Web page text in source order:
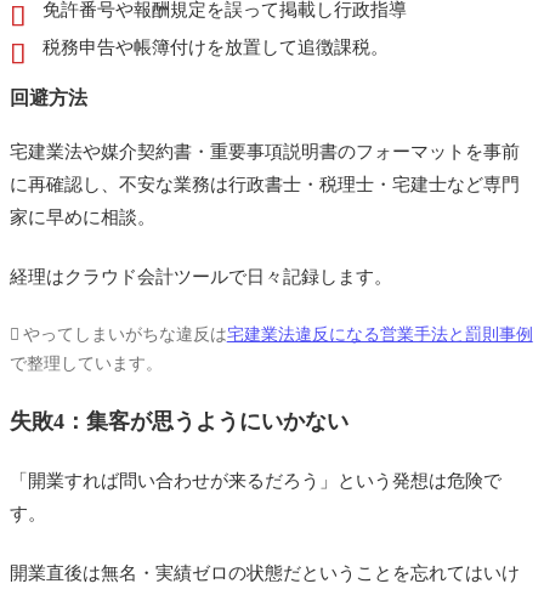
免許番号や報酬規定を誤って掲載し行政指導
税務申告や帳簿付けを放置して追徴課税。
回避方法
宅建業法や媒介契約書・重要事項説明書のフォーマットを事前
に再確認し、不安な業務は行政書士・税理士・宅建士など専門
家に早めに相談。
経理はクラウド会計ツールで日々記録します。
やってしまいがちな違反は宅建業法違反になる営業手法と罰則事例
で整理しています。
失敗4：集客が思うようにいかない
「開業すれば問い合わせが来るだろう」という発想は危険で
す。
開業直後は無名・実績ゼロの状態だということを忘れてはいけ